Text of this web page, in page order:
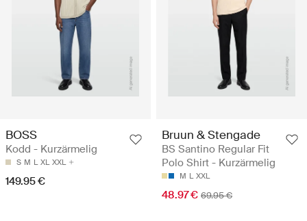
BOSS
Kodd - Kurzärmelig
S M L XL XXL
149.95 €
Bruun & Stengade
BS Santino Regular Fit
Polo Shirt - Kurzärmelig
M L XXL
48.97 € 69.95 €